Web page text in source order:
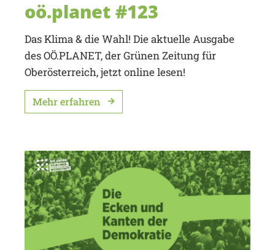
oö.planet #123
Das Klima & die Wahl! Die aktuelle Ausgabe
des OÖ.PLANET, der Grünen Zeitung für
Oberösterreich, jetzt online lesen!
Mehr erfahren